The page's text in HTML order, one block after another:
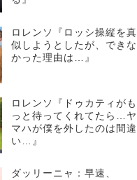
ロレンソ『ロッシ操縦を真
似しようとしたが、できな
かった理由は…』
ロレンソ『ドゥカティがも
っと待ってくれてたら…ヤ
マハが僕を外したのは間違
い…』
ダッリーニャ：早速、